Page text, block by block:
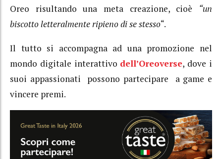
Oreo risultando una meta creazione, cioè “un
biscotto letteralmente ripieno di se stesso“.
Il tutto si accompagna ad una promozione nel
mondo digitale interattivo dell’Oreoverse, dove i
suoi appassionati possono partecipare a game e
vincere premi.